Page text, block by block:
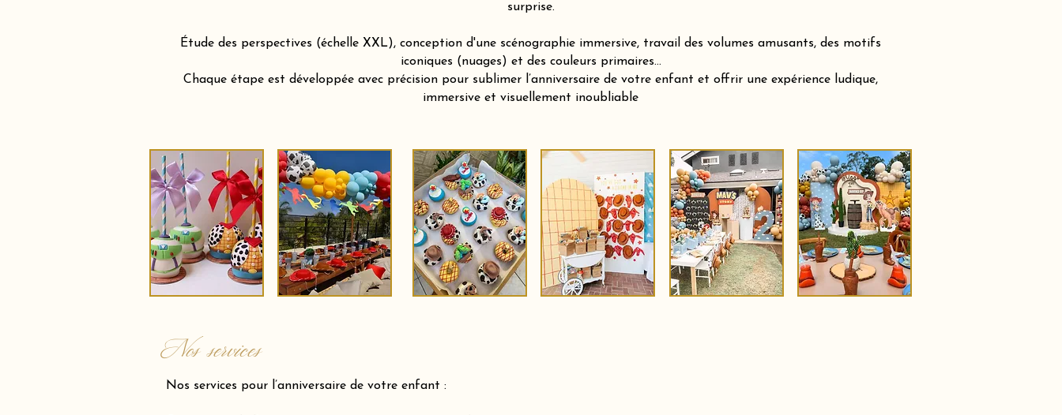
surprise.
Étude des perspectives (échelle XXL), conception d'une scénographie immersive, travail des volumes amusants, des motifs
iconiques (nuages) et des couleurs primaires…
Chaque étape est développée avec précision pour sublimer l’anniversaire de votre enfant et offrir une expérience ludique,
immersive et visuellement inoubliable
Nos services
Nos services pour l’anniversaire de votre enfant :